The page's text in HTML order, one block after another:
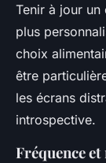
Tenir à jour
plus
choix
être
les écrans
introspective.
Fréquence